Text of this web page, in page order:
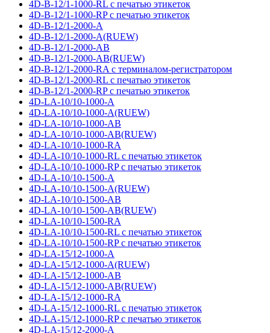
4D-B-12/1-1000-RL с печатью этикеток
4D-B-12/1-1000-RP с печатью этикеток
4D-B-12/1-2000-A
4D-B-12/1-2000-A(RUEW)
4D-B-12/1-2000-AB
4D-B-12/1-2000-AB(RUEW)
4D-B-12/1-2000-RA с терминалом-регистратором
4D-B-12/1-2000-RL с печатью этикеток
4D-B-12/1-2000-RP с печатью этикеток
4D-LA-10/10-1000-A
4D-LA-10/10-1000-A(RUEW)
4D-LA-10/10-1000-AB
4D-LA-10/10-1000-AB(RUEW)
4D-LA-10/10-1000-RA
4D-LA-10/10-1000-RL с печатью этикеток
4D-LA-10/10-1000-RP с печатью этикеток
4D-LA-10/10-1500-A
4D-LA-10/10-1500-A(RUEW)
4D-LA-10/10-1500-AB
4D-LA-10/10-1500-AB(RUEW)
4D-LA-10/10-1500-RA
4D-LA-10/10-1500-RL с печатью этикеток
4D-LA-10/10-1500-RP с печатью этикеток
4D-LA-15/12-1000-A
4D-LA-15/12-1000-A(RUEW)
4D-LA-15/12-1000-AB
4D-LA-15/12-1000-AB(RUEW)
4D-LA-15/12-1000-RA
4D-LA-15/12-1000-RL с печатью этикеток
4D-LA-15/12-1000-RP с печатью этикеток
4D-LA-15/12-2000-A